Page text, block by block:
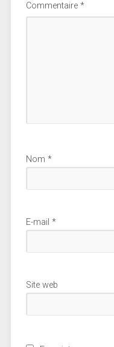
Commentaire *
Nom *
E-mail *
Site web